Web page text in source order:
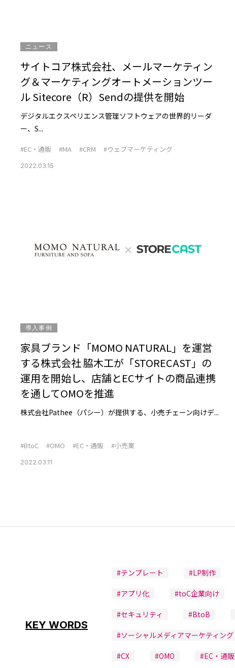
ニュース
サイトコア株式会社、メールマーケティン
グ＆マーケティングオートメーションツー
ル Sitecore（R）Sendの提供を開始
デジタルエクスペリエンス管理ソフトウェアの世界的リーダ
ー、S...
#EC・通販 #MA #CRM #ウェブマーケティング
2022.03.15
導入事例
家具ブランド「MOMO NATURAL」を運営
する株式会社 脇木工が「STORECAST」の
運用を開始し、店舗とECサイトの商品連携
を通してOMOを推進
株式会社Pathee（パシー）が提供する、小売チェーン向けデ...
#BtoC #OMO #EC・通販 #小売業
2022.03.11
KEY WORDS
#テンプレート #LP制作
#アプリ化 #toC企業向け
#セキュリティ #BtoB
#ソーシャルメディアマーケティング
#CX #OMO #EC・通販